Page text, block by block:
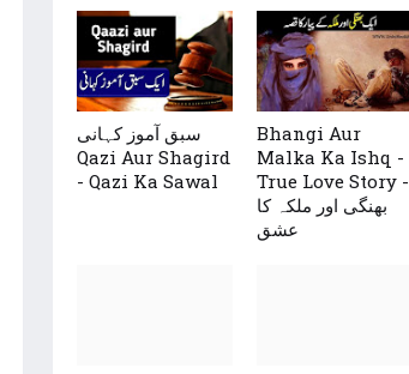
سبق آموز کہانی
Qazi Aur Shagird
- Qazi Ka Sawal
Bhangi Aur
Malka Ka Ishq -
True Love Story -
بھنگی اور ملکہ کا
عشق